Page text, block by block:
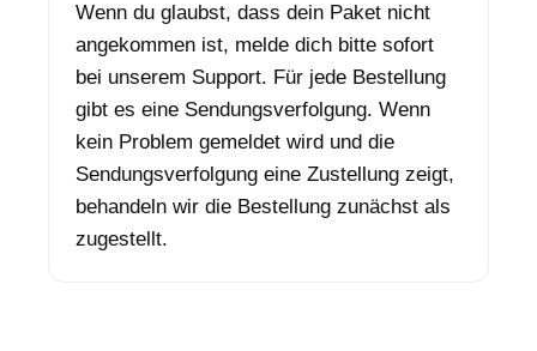
Wenn du glaubst, dass dein Paket nicht
angekommen ist, melde dich bitte sofort
bei unserem Support. Für jede Bestellung
gibt es eine Sendungsverfolgung. Wenn
kein Problem gemeldet wird und die
Sendungsverfolgung eine Zustellung zeigt,
behandeln wir die Bestellung zunächst als
zugestellt.